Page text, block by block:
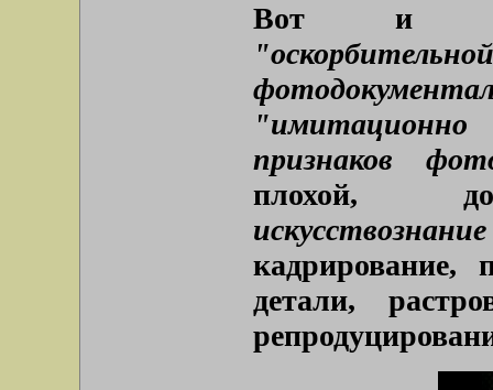
Вот и
"имитационно
признаков
плохой,
кадрирование,
детали,